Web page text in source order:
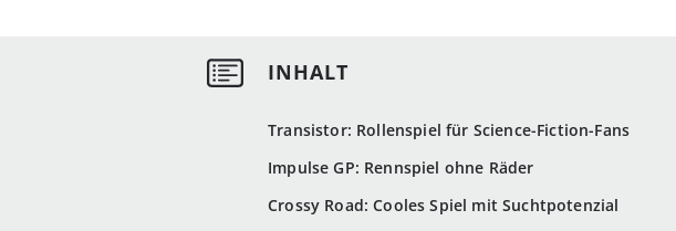
Transistor: Rollenspiel für Science-Fiction-Fans
Impulse GP: Rennspiel ohne Räder
Crossy Road: Cooles Spiel mit Suchtpotenzial